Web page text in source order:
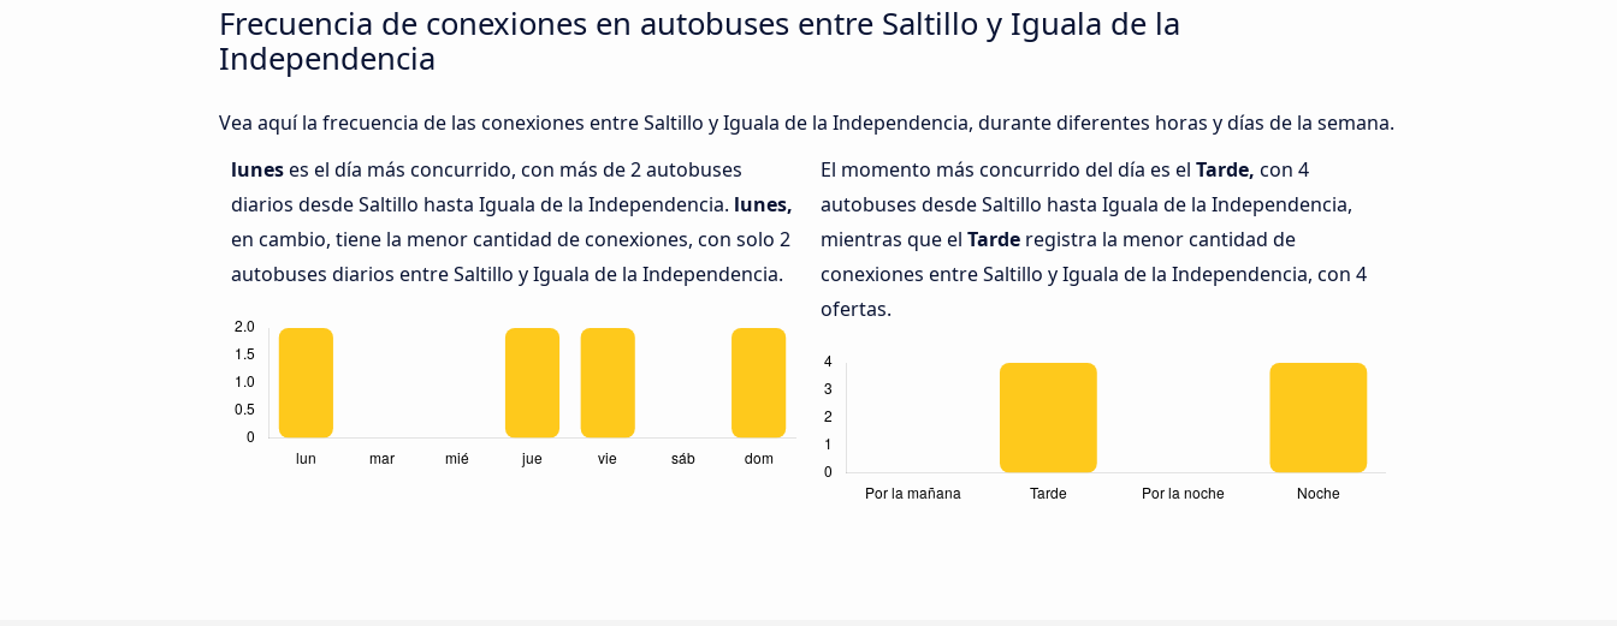
Frecuencia de conexiones en autobuses entre Saltillo y Iguala de la
Independencia
Vea aquí la frecuencia de las conexiones entre Saltillo y Iguala de la Independencia, durante diferentes horas y días de la semana.
luneses el día más concurrido, con más de 2 autobuses
diarios desde Saltillo hasta Iguala de la Independencia. lunes,
en cambio, tiene la menor cantidad de conexiones, con solo 2
autobuses diarios entre Saltillo y Iguala de la Independencia.
El momento más concurrido del día es el Tarde, con 4
autobuses desde Saltillo hasta Iguala de la Independencia,
mientras que el Tarde registra la menor cantidad de
conexiones entre Saltillo y Iguala de la Independencia, con 4
ofertas.